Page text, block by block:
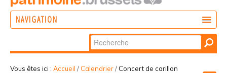
NAVIGATION
Chercher par
Recherche
avancée…
Vous êtes ici : Accueil / Calendrier/ Concert de carillon